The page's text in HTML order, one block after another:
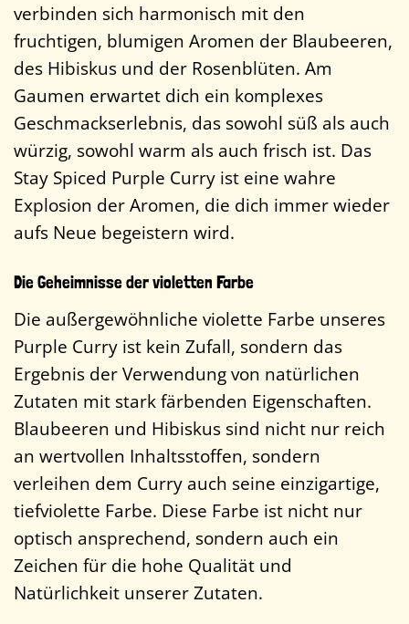
verbinden sich harmonisch mit den
fruchtigen, blumigen Aromen der Blaubeeren,
des Hibiskus und der Rosenblüten. Am
Gaumen erwartet dich ein komplexes
Geschmackserlebnis, das sowohl süß als auch
würzig, sowohl warm als auch frisch ist. Das
Stay Spiced Purple Curry ist eine wahre
Explosion der Aromen, die dich immer wieder
aufs Neue begeistern wird.
Die Geheimnisse der violetten Farbe
Die außergewöhnliche violette Farbe unseres
Purple Curry ist kein Zufall, sondern das
Ergebnis der Verwendung von natürlichen
Zutaten mit stark färbenden Eigenschaften.
Blaubeeren und Hibiskus sind nicht nur reich
an wertvollen Inhaltsstoffen, sondern
verleihen dem Curry auch seine einzigartige,
tiefviolette Farbe. Diese Farbe ist nicht nur
optisch ansprechend, sondern auch ein
Zeichen für die hohe Qualität und
Natürlichkeit unserer Zutaten.